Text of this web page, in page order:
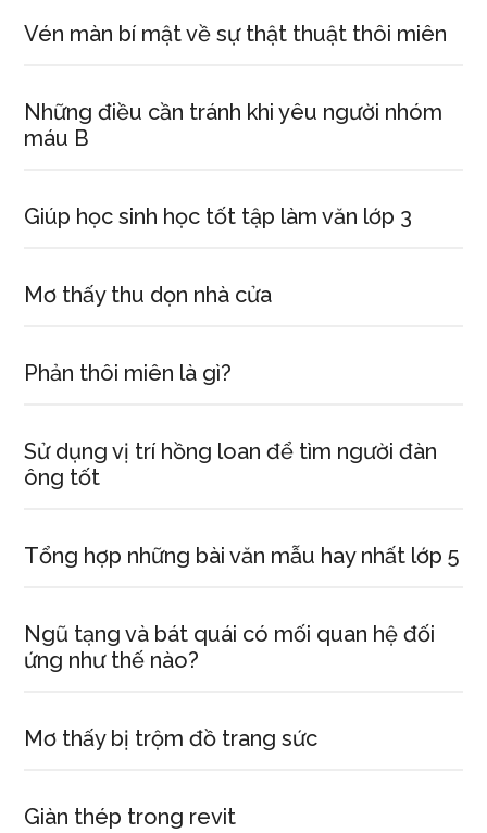
Vén màn bí mật về sự thật thuật thôi miên
Những điều cần tránh khi yêu người nhóm
máu B
Giúp học sinh học tốt tập làm văn lớp 3
Mơ thấy thu dọn nhà cửa
Phản thôi miên là gì?
Sử dụng vị trí hồng loan để tìm người đàn
ông tốt
Tổng hợp những bài văn mẫu hay nhất lớp 5
Ngũ tạng và bát quái có mối quan hệ đối
ứng như thế nào?
Mơ thấy bị trộm đồ trang sức
Giàn thép trong revit